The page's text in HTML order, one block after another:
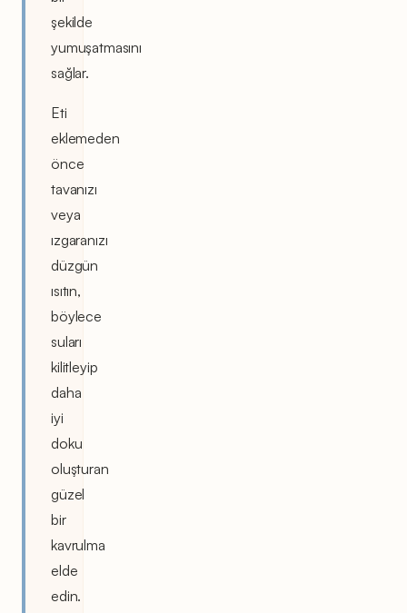
şekilde
yumuşatmasını
sağlar.
Eti
eklemeden
önce
tavanızı
veya
ızgaranızı
düzgün
ısıtın,
böylece
suları
kilitleyip
daha
iyi
doku
oluşturan
güzel
bir
kavrulma
elde
edin.